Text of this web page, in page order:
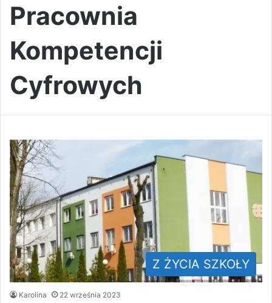
Pracownia
Kompetencji
Cyfrowych
Z ŻYCIA SZKOŁY
Karolina 22 września 2023